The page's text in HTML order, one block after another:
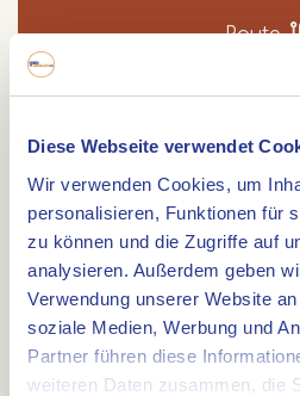
Diese Webseite verwendet
Wir verwenden Cookies, um
personalisieren, Funktionen für
zu können und die Zugriffe auf
analysieren. Außerdem geben
Verwendung unserer Website
soziale Medien, Werbung und
Partner führen diese
weiteren Daten zusammen, die
Route
Campingplatz de
Erwachsene ohne Kinder
Platz und eine Limburger
Campingplatz de
Dieser gemütliche kleine
mitten im Radwegenetz. In
können Sie nicht nur in den